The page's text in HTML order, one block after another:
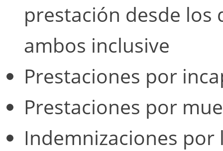
prestación desde los
ambos inclusive
Prestaciones por
Prestaciones por
Indemnizaciones